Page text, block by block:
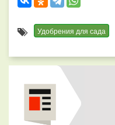
Удобрения для сада